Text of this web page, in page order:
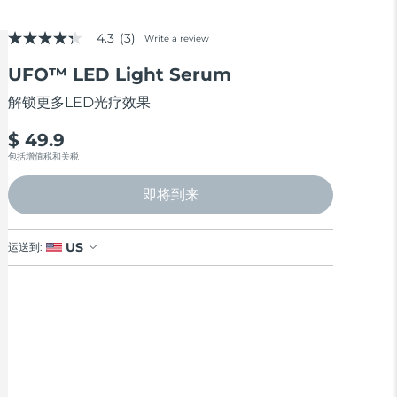
4.3
of
5
stars,
average
rating
value.
Read
Reviews.
Same
page
link.
4.3 (3) Write a review
UFO™ LED Light Serum
解锁更多LED光疗效果
$ 49.9
包括增值税和关税
即将到来
运送到: US